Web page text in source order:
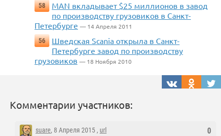
58
MAN вкладывает $25 миллионов в завод
по производству грузовиков в Санкт-
Петербурге — 14 Апреля 2011
56
Шведская Scania открыла в Санкт-
Петербурге завод по производству
грузовиков — 18 Ноября 2010
Комментарии участников:
0
suare, 8 Апреля 2015 , url